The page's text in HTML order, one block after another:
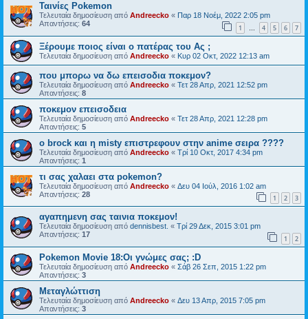
Ταινίες Pokemon
Τελευταία δημοσίευση από Andreecko « Παρ 18 Νοέμ, 2022 2:05 pm
Απαντήσεις: 64 1 … 4 5 6 7
Ξέρουμε ποιος είναι ο πατέρας του Ας ;
Τελευταία δημοσίευση από Andreecko « Κυρ 02 Οκτ, 2022 12:13 am
που μπορω να δω επεισοδια ποκεμον?
Τελευταία δημοσίευση από Andreecko « Τετ 28 Απρ, 2021 12:52 pm
Απαντήσεις: 8
ποκεμον επεισοδεια
Τελευταία δημοσίευση από Andreecko « Τετ 28 Απρ, 2021 12:28 pm
Απαντήσεις: 5
ο brock και η misty επιστρεφουν στην anime σειρα ????
Τελευταία δημοσίευση από Andreecko « Τρί 10 Οκτ, 2017 4:34 pm
Απαντήσεις: 1
τι σας χαλαει στα pokemon?
Τελευταία δημοσίευση από Andreecko « Δευ 04 Ιούλ, 2016 1:02 am
Απαντήσεις: 28 1 2 3
αγαπημενη σας ταινια ποκεμον!
Τελευταία δημοσίευση από dennisbest. « Τρί 29 Δεκ, 2015 3:01 pm
Απαντήσεις: 17 1 2
Pokemon Movie 18:Οι γνώμες σας; :D
Τελευταία δημοσίευση από Andreecko « Σάβ 26 Σεπ, 2015 1:22 pm
Απαντήσεις: 3
Μεταγλώττιση
Τελευταία δημοσίευση από Andreecko « Δευ 13 Απρ, 2015 7:05 pm
Απαντήσεις: 3